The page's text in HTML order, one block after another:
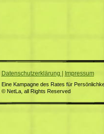
Datenschutzerklärung Impressum
Eine Kampagne des Rates für
© NetLa, all Rights Reserved